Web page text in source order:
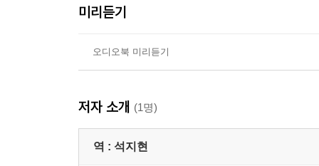
미리듣기
오디오북 미리듣기
저자 소개 (1명)
역 : 석지현